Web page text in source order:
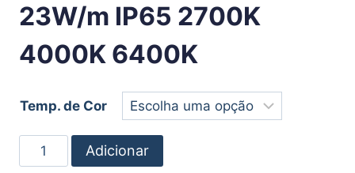
23W/m IP65 2700K
4000K 6400K
Temp. de Cor
Adicionar